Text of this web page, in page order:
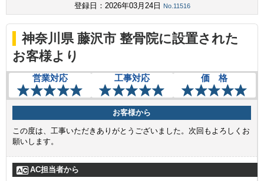
登録日：2026年03月24日
No.11516
神奈川県 藤沢市 整骨院に設置された
お客様より
営業対応 工事対応 価 格
お客様から
この度は、工事いただきありがとうございました。次回もよろしくお
願いします。
AC担当者から